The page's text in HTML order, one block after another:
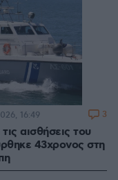
αισθήσεις του
43χρονος στη
16:49 3